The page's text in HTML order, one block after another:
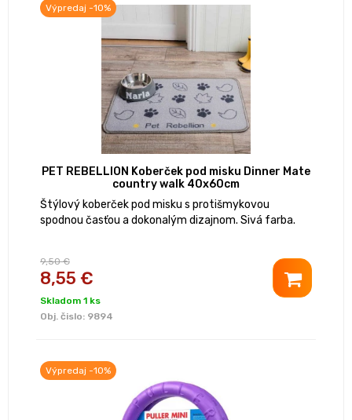
Výpredaj -10%
PET REBELLION Koberček pod misku Dinner Mate
country walk 40x60cm
Štýlový koberček pod misku s protišmykovou
spodnou časťou a dokonalým dizajnom. Sivá farba.
9,50 €
8,55 €
Skladom 1 ks
Obj. čislo: 9894
Výpredaj -10%